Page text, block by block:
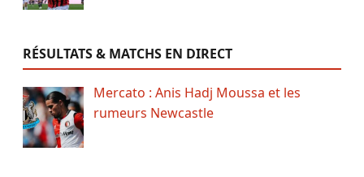
RÉSULTATS & MATCHS EN DIRECT
Mercato : Anis Hadj Moussa et les
rumeurs Newcastle